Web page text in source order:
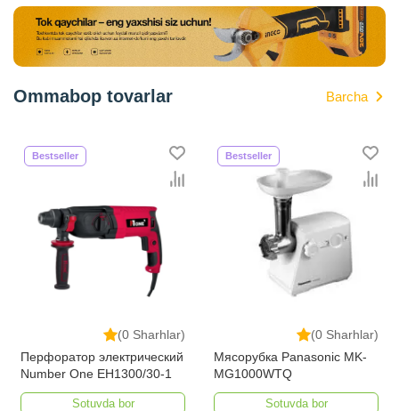
Ommabop tovarlar Barcha
(0 Sharhlar)
Bestseller
Перфоратор электрический
Number One EH1300/30-1
Sotuvda bor
(0 Sharhlar)
Bestseller
Мясорубка Panasonic MK-
MG1000WTQ
Sotuvda bor